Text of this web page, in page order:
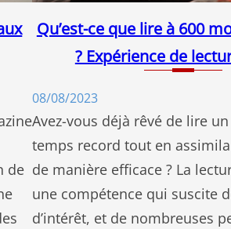
de
Qu’est-ce que lire à 600
? Expérience de
08/08/2023
Avez-vous déjà rêvé de lire
temps record tout en
de manière efficace ? La
une compétence qui suscite
d’intérêt, et de nombreuses